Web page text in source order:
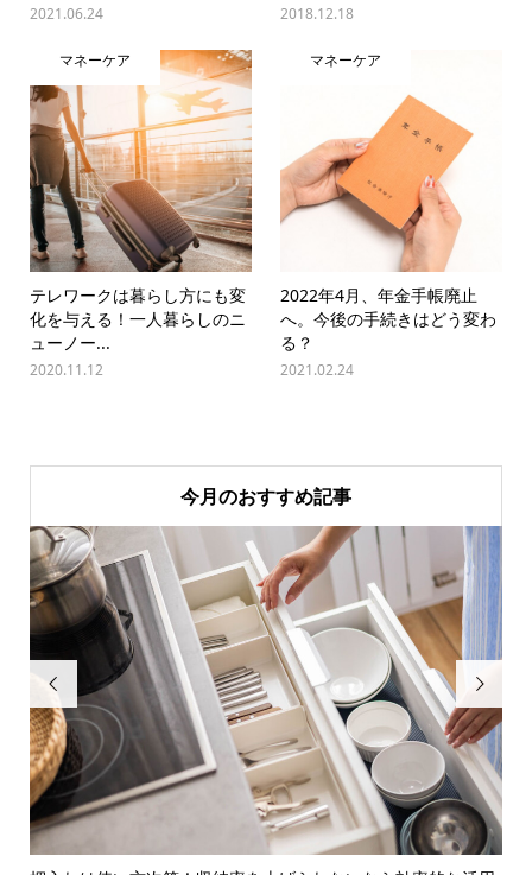
2021.06.24 2018.12.18
マネーケア
テレワークは暮らし方にも変
化を与える！一人暮らしのニ
ューノー...
2020.11.12
マネーケア
2022年4月、年金手帳廃止
へ。今後の手続きはどう変わ
る？
2021.02.24
今月のおすすめ記事
 